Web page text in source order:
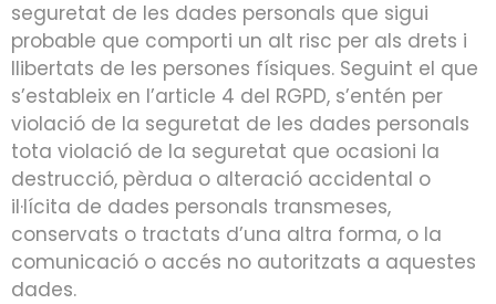
seguretat de les dades personals que sigui
probable que comporti un alt risc per als drets i
llibertats de les persones físiques. Seguint el que
s’estableix en l’article 4 del RGPD, s’entén per
violació de la seguretat de les dades personals
tota violació de la seguretat que ocasioni la
destrucció, pèrdua o alteració accidental o
il·lícita de dades personals transmeses,
conservats o tractats d’una altra forma, o la
comunicació o accés no autoritzats a aquestes
dades.